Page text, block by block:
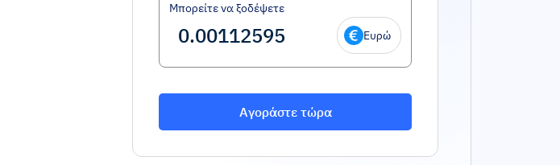
Μπορείτε να ξοδέψετε
Ευρώ
Αγοράστε τώρα